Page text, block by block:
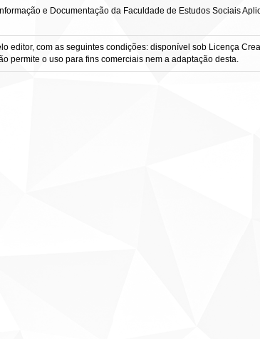
e Documentação da Faculdade de Estudos Sociais
com as seguintes condições: disponível sob Licença
permite o uso para fins comerciais nem a adaptação desta.